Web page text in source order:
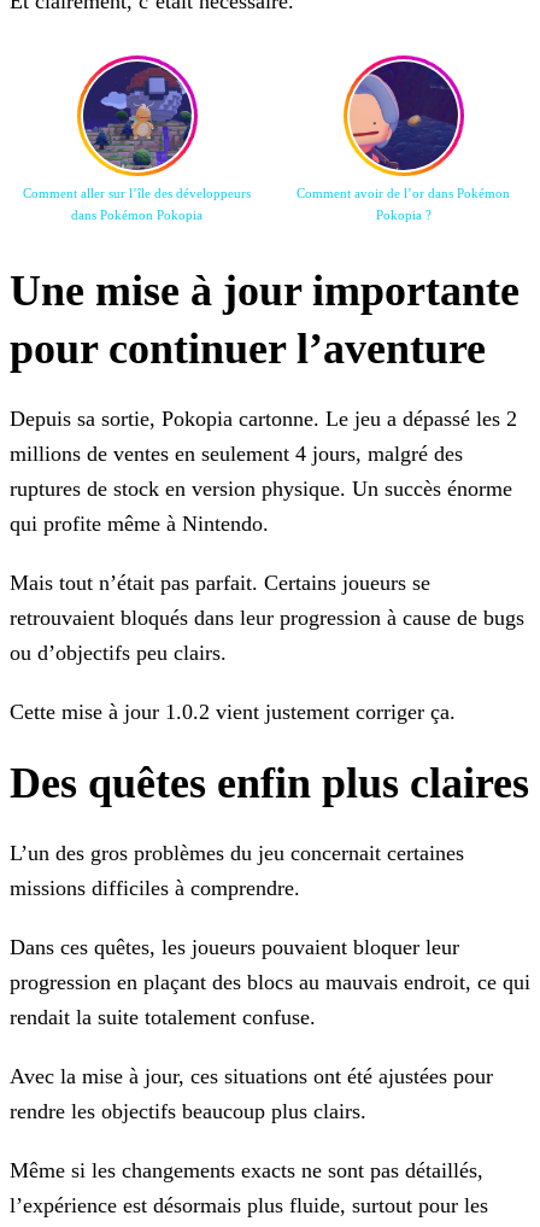
Comment aller sur l’île des développeurs
dans Pokémon Pokopia
Comment avoir de l’or dans Pokémon
Pokopia ?
Une mise à jour importante
pour continuer l’aventure
Depuis sa sortie, Pokopia cartonne. Le jeu a dépassé les 2
millions de ventes en seulement 4 jours, malgré des
ruptures de stock en version physique. Un succès énorme
qui profite même à Nintendo.
Mais tout n’était pas parfait. Certains joueurs se
retrouvaient bloqués dans leur progression à cause de bugs
ou d’objectifs peu clairs.
Cette mise à jour 1.0.2 vient justement corriger ça.
Des quêtes enfin plus claires
L’un des gros problèmes du jeu concernait certaines
missions difficiles à comprendre.
Dans ces quêtes, les joueurs pouvaient bloquer leur
progression en plaçant des blocs au mauvais endroit, ce qui
rendait la suite totalement confuse.
Avec la mise à jour, ces situations ont été ajustées pour
rendre les objectifs beaucoup plus clairs.
Même si les changements exacts ne sont pas détaillés,
l’expérience est désormais plus fluide, surtout pour les